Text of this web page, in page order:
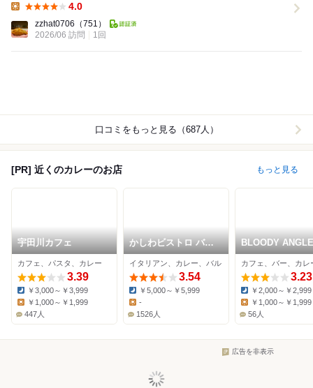
4.0
zzhat0706 （751）
2026/06 訪問
1回
口コミをもっと見る（687人）
[PR] 近くのカレーのお店 もっと見る
宇田川カフェ
カフェ、パスタ、カレー
3.39
Dinner:
￥3,000～￥3,999
￥1,000～￥1,999
447人
かしわビストロ バン
バン
イタリアン、カレー、バル
3.54
Dinner:
￥5,000～￥5,999
-
1526人
BLOODY ANGLE
Dougen Tong
カフェ、バー、カレ
3.23
Dinner:
￥2,000～￥2,999
Lunch:
￥1,000～￥1,999
56人
広告を非表示